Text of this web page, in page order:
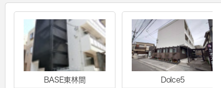
BASE東林間 Dolce5